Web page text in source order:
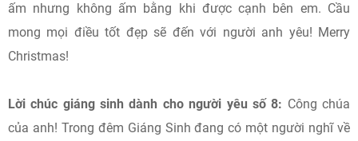
ấm nhưng không ấm bằng khi được cạnh bên em. Cầu
mong mọi điều tốt đẹp sẽ đến với người anh yêu! Merry
Christmas!
Lời chúc giáng sinh dành cho người yêu số 8: Công chúa
của anh! Trong đêm Giáng Sinh đang có một người nghĩ về